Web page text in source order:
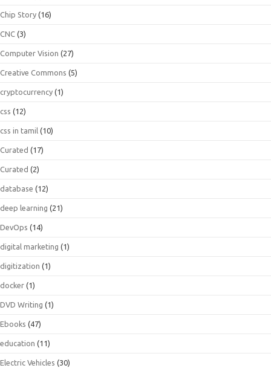
Chip Story (16)
CNC (3)
Computer Vision (27)
Creative Commons (5)
cryptocurrency (1)
css (12)
css in tamil (10)
Curated (17)
Curated (2)
database (12)
deep learning (21)
DevOps (14)
digital marketing (1)
digitization (1)
docker (1)
DVD Writing (1)
Ebooks (47)
education (11)
Electric Vehicles (30)